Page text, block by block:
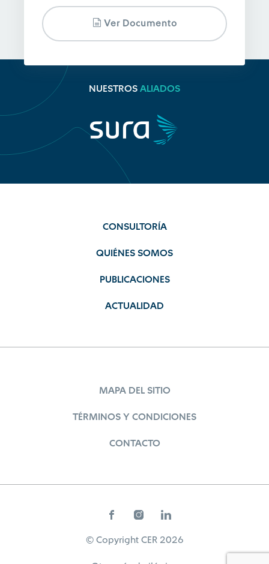
Ver Documento
NUESTROS ALIADOS
CONSULTORÍA
QUIÉNES SOMOS
PUBLICACIONES
ACTUALIDAD
MAPA DEL SITIO
TÉRMINOS Y CONDICIONES
CONTACTO
© Copyright CER 2026